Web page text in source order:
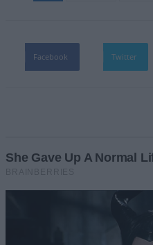
Facebook Twitter